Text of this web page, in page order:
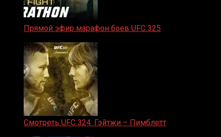
Прямой эфир марафон боев UFC 325
Смотреть UFC 324: Гэйтжи – Пимблетт